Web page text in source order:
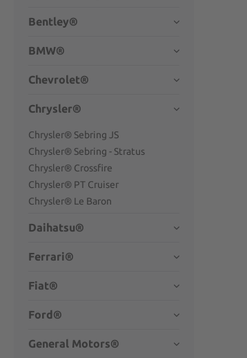
Bentley®
BMW®
Chevrolet®
Chrysler®
Chrysler® Sebring JS
Chrysler® Sebring - Stratus
Chrysler® Crossfire
Chrysler® PT Cruiser
Chrysler® Le Baron
Daihatsu®
Ferrari®
Fiat®
Ford®
General Motors®